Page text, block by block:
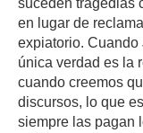
suceden tragedias
en lugar de
expiatorio.
única verdad es la
cuando creemos
discursos, lo que
siempre las pagan